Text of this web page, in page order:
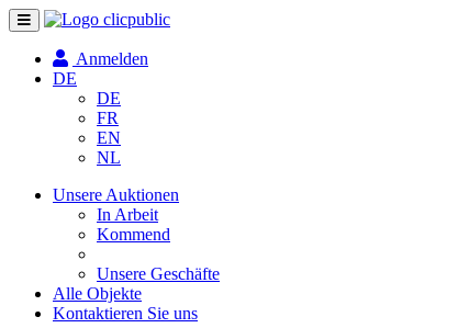
Navigation
umschalten
Anmelden
DE
DE
FR
EN
NL
Unsere Auktionen
In Arbeit
Kommend
Unsere Geschäfte
Alle Objekte
Kontaktieren Sie uns